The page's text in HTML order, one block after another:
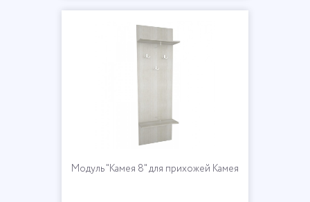
Модуль "Камея 8" для прихожей Камея